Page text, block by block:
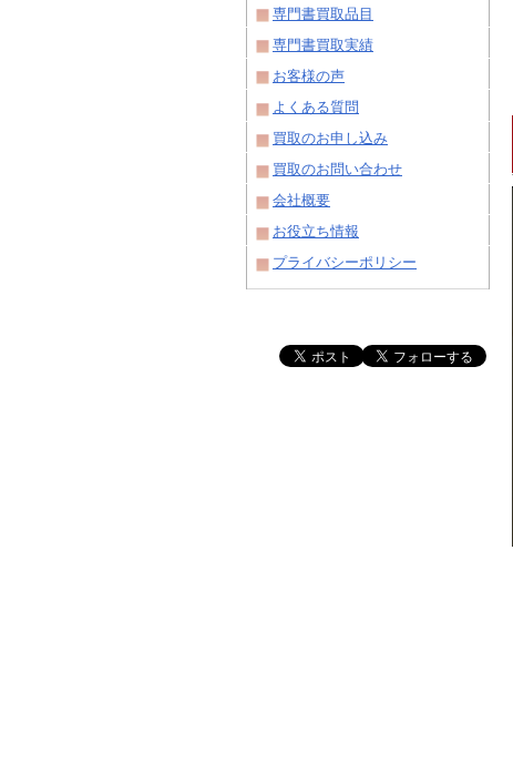
専門書買取品目
専門書買取実績
お客様の声
よくある質問
買取のお申し込み
買取のお問い合わせ
会社概要
お役立ち情報
プライバシーポリシー